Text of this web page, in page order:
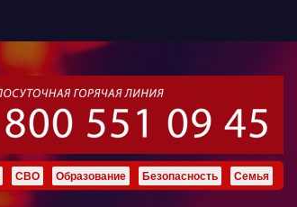
СВО Образование Безопасность Семья